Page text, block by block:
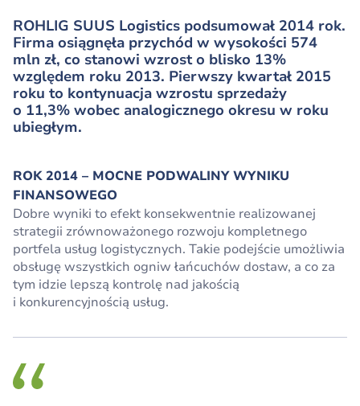
ROHLIG SUUS Logistics podsumował 2014 rok.
Firma osiągnęła przychód w wysokości 574
mln zł, co stanowi wzrost o blisko 13%
względem roku 2013. Pierwszy kwartał 2015
roku to kontynuacja wzrostu sprzedaży
o 11,3% wobec analogicznego okresu w roku
ubiegłym.
ROK 2014 – MOCNE PODWALINY WYNIKU
FINANSOWEGO
Dobre wyniki to efekt konsekwentnie realizowanej
strategii zrównoważonego rozwoju kompletnego
portfela usług logistycznych. Takie podejście umożliwia
obsługę wszystkich ogniw łańcuchów dostaw, a co za
tym idzie lepszą kontrolę nad jakością
i konkurencyjnością usług.